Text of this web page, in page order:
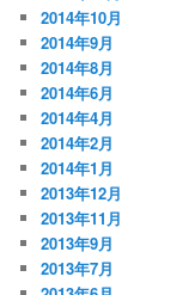
2014年10月
2014年9月
2014年8月
2014年6月
2014年4月
2014年2月
2014年1月
2013年12月
2013年11月
2013年9月
2013年7月